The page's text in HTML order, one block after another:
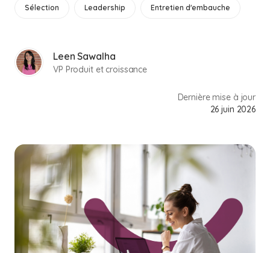
Sélection Leadership Entretien d'embauche
Leen Sawalha
VP Produit et croissance
Dernière mise à jour
26 juin 2026